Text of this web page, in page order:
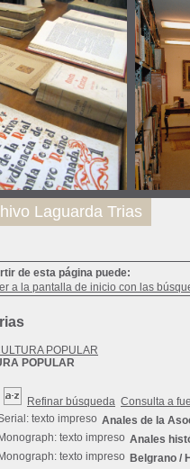
de esta página puede:
a la pantalla de inicio con las
POPULAR
POPULAR
Refinar búsqueda Consulta a
Anales de la
Anales
Belgrano /
Laguarda Trias